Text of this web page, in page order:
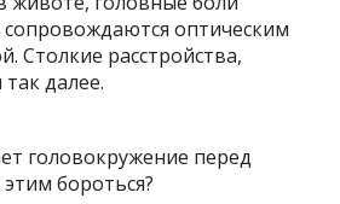
оптическим
Столкие расстройства,
далее.